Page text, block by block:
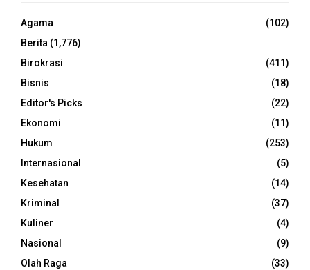
Agama
(102)
Berita (1,776)
Birokrasi
(411)
Bisnis
(18)
Editor's Picks
(22)
Ekonomi
(11)
Hukum
(253)
Internasional
(5)
Kesehatan
(14)
Kriminal
(37)
Kuliner
(4)
Nasional
(9)
Olah Raga
(33)